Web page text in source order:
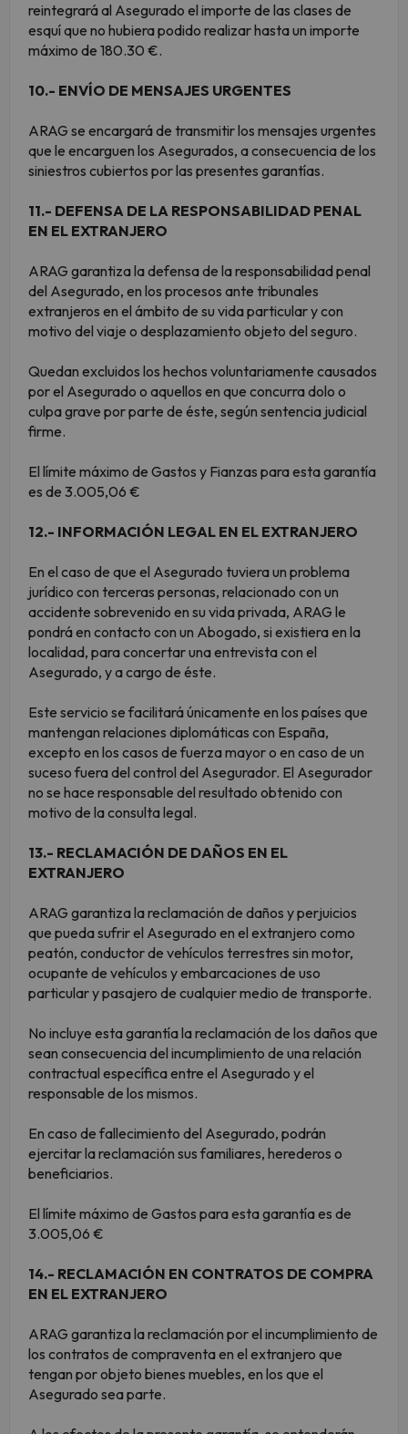
reintegrará al Asegurado el importe de las clases de
esquí que no hubiera podido realizar hasta un importe
máximo de 180.30 €.
10.- ENVÍO DE MENSAJES URGENTES
ARAG se encargará de transmitir los mensajes urgentes
que le encarguen los Asegurados, a consecuencia de los
siniestros cubiertos por las presentes garantías.
11.- DEFENSA DE LA RESPONSABILIDAD PENAL
EN EL EXTRANJERO
ARAG garantiza la defensa de la responsabilidad penal
del Asegurado, en los procesos ante tribunales
extranjeros en el ámbito de su vida particular y con
motivo del viaje o desplazamiento objeto del seguro.
Quedan excluidos los hechos voluntariamente causados
por el Asegurado o aquellos en que concurra dolo o
culpa grave por parte de éste, según sentencia judicial
firme.
El límite máximo de Gastos y Fianzas para esta garantía
es de 3.005,06 €
12.- INFORMACIÓN LEGAL EN EL EXTRANJERO
En el caso de que el Asegurado tuviera un problema
jurídico con terceras personas, relacionado con un
accidente sobrevenido en su vida privada, ARAG le
pondrá en contacto con un Abogado, si existiera en la
localidad, para concertar una entrevista con el
Asegurado, y a cargo de éste.
Este servicio se facilitará únicamente en los países que
mantengan relaciones diplomáticas con España,
excepto en los casos de fuerza mayor o en caso de un
suceso fuera del control del Asegurador. El Asegurador
no se hace responsable del resultado obtenido con
motivo de la consulta legal.
13.- RECLAMACIÓN DE DAÑOS EN EL
EXTRANJERO
ARAG garantiza la reclamación de daños y perjuicios
que pueda sufrir el Asegurado en el extranjero como
peatón, conductor de vehículos terrestres sin motor,
ocupante de vehículos y embarcaciones de uso
particular y pasajero de cualquier medio de transporte.
No incluye esta garantía la reclamación de los daños que
sean consecuencia del incumplimiento de una relación
contractual específica entre el Asegurado y el
responsable de los mismos.
En caso de fallecimiento del Asegurado, podrán
ejercitar la reclamación sus familiares, herederos o
beneficiarios.
El límite máximo de Gastos para esta garantía es de
3.005,06 €
14.- RECLAMACIÓN EN CONTRATOS DE COMPRA
EN EL EXTRANJERO
ARAG garantiza la reclamación por el incumplimiento de
los contratos de compraventa en el extranjero que
tengan por objeto bienes muebles, en los que el
Asegurado sea parte.